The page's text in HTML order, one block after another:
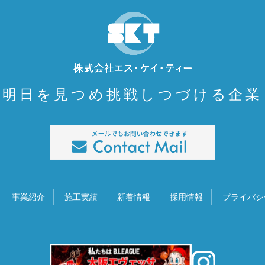
明日を見つめ挑戦しつづける企業
事業紹介 施工実績 新着情報 採用情報 プライバ